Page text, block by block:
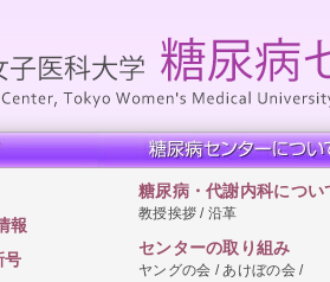
報
号
糖尿病・代謝内科につい
教授挨拶 / 沿革
センターの取り組み
ヤングの会 / あけぼの会 /